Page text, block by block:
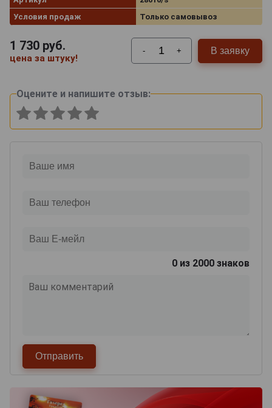
Условия продаж
Только самовывоз
1 730 руб.
цена за штуку!
- + В заявку
Оцените и напишите отзыв:
0 из 2000 знаков